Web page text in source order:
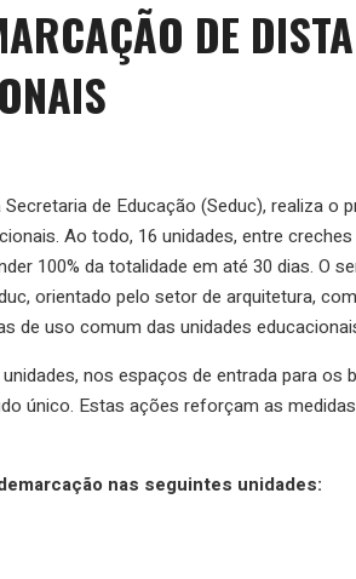
DE
de Educação (Seduc), realiza o
Ao todo, 16 unidades, entre
100% da totalidade em até 30 dias. O
orientado pelo setor de arquitetura,
de uso comum das unidades
nos espaços de entrada para os
único. Estas ações reforçam as
nas seguintes unidades: